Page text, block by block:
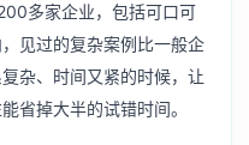
多家企业，包括可口可
见过的复杂案例比一般企
杂、时间又紧的时候，让
省掉大半的试错时间。